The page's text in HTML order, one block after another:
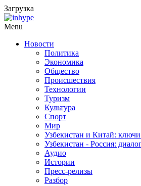
Загрузка
Menu
Новости
Политика
Экономика
Общество
Происшествия
Технологии
Туризм
Культура
Спорт
Мир
Узбекистан и Китай:
Узбекистан - Россия:
Аудио
Истории
Пресс-релизы
Разбор